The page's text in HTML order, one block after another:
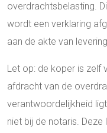
overdrachtsbelasting.
wordt een verklaring
aan de akte van
Let op: de koper is zelf
afdracht van de
verantwoordelijkheid
niet bij de notaris.